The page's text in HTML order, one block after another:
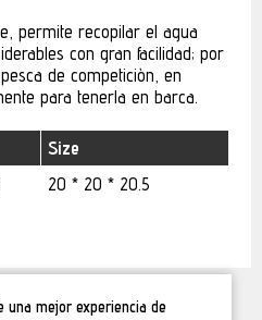
una mejor experiencia de
permite recopilar el agua
con gran facilidad; por
de competiciòn, en
para tenerla en barca.
Size
20 * 20 * 20.5